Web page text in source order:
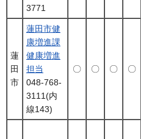
3771
蓮
田
市
蓮田市健
康増進課
健康増進
担当
048-768-
3111(内
線143)
〇 〇 〇 〇